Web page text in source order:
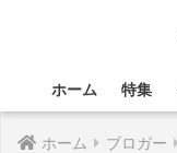
ホーム 特集
ホーム ブロガー